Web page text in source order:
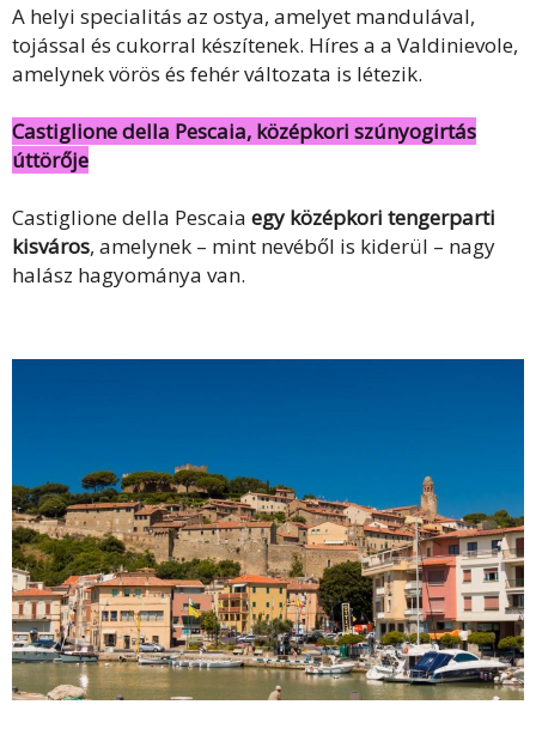
A helyi specialitás az ostya, amelyet mandulával,
tojással és cukorral készítenek. Híres a a Valdinievole,
amelynek vörös és fehér változata is létezik.
Castiglione della Pescaia, középkori szúnyogirtás
úttörője
Castiglione della Pescaia egy középkori tengerparti
kisváros, amelynek – mint nevéből is kiderül – nagy
halász hagyománya van.